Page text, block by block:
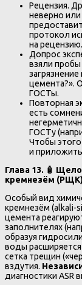
Рецензия.
неверно или
протокол
на рецензию.
Допрос
взяли пробы
цемента?».
ГОСТы.
Повторная
есть
ГОСТу
Чтобы
и
Глава 13. 🧴
кремнезём
Особый вид
кремнезём (alkali-
цемента
заполнителях
образуя
воды
сетка трещин
вздутия.
диагностики ASR